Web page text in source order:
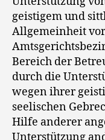
geistigem und
Allgemeinheit
Bereich der
durch die
wegen ihrer
seelischen
Hilfe anderer